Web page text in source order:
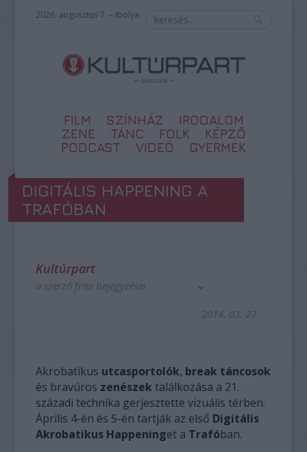
2026. augusztus 7. – Ibolya
FILM SZÍNHÁZ
IRODALOM
ZENE
TÁNC FOLK
KÉPZŐ
PODCAST
VIDEÓ GYERMEK
DIGITÁLIS HAPPENING A
TRAFÓBAN
Kultúrpart
a szerző friss bejegyzései
2014. 03. 27.
Akrobatikus utcasportolók, break táncosok
és bravúros zenészek találkozása a 21.
századi technika gerjesztette vizuális térben.
Április 4-én és 5-én tartják az első Digitális
Akrobatikus Happeninget a Trafóban.